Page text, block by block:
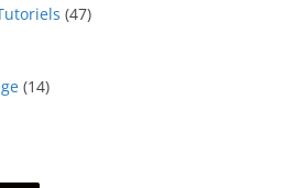
(47)
(14)